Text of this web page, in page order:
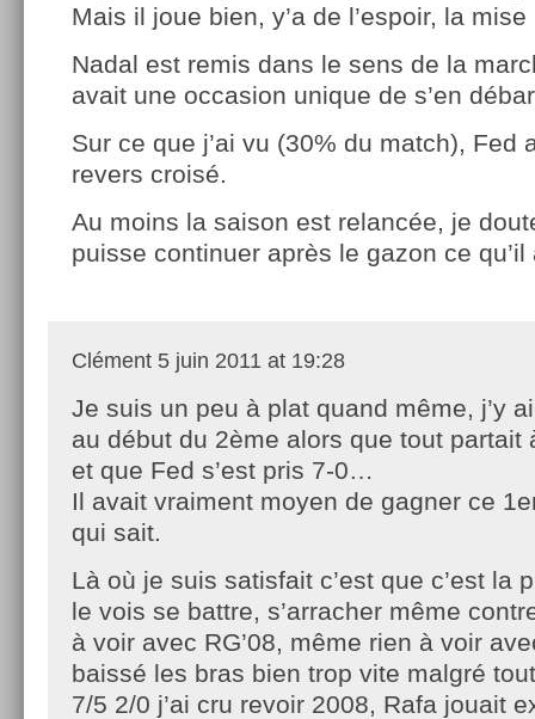
Mais il joue bien, y’a de l’espoir, la
Nadal est remis dans le sens de la
avait une occasion unique de s’en
Sur ce que j’ai vu (30% du match), Fed
revers croisé.
Au moins la saison est relancée, je
puisse continuer après le gazon ce qu’il
Clément 5 juin 2011 at 19:28
Je suis un peu à plat quand même, j’y
au début du 2ème alors que tout partait
et que Fed s’est pris 7-0…
Il avait vraiment moyen de gagner ce
qui sait.
Là où je suis satisfait c’est que c’est la
le vois se battre, s’arracher même
à voir avec RG’08, même rien à voir
baissé les bras bien trop vite malgré
7/5 2/0 j’ai cru revoir 2008, Rafa jouait